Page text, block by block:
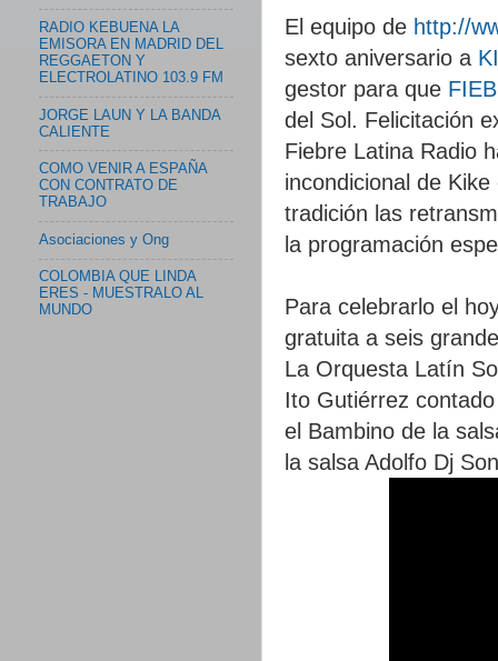
El equipo de http://
sexto aniversario a
gestor para que
del Sol. Felicitación
Fiebre Latina Radio
incondicional de
tradición las
la programación
Para celebrarlo el
gratuita a seis
La Orquesta Latín
Ito Gutiérrez
el Bambino de la
la salsa Adolfo Dj
RADIO KEBUENA LA
EMISORA EN MADRID DEL
REGGAETON Y
ELECTROLATINO 103.9 FM
JORGE LAUN Y LA BANDA
CALIENTE
COMO VENIR A ESPAÑA
CON CONTRATO DE
TRABAJO
Asociaciones y Ong
COLOMBIA QUE LINDA
ERES - MUESTRALO AL
MUNDO